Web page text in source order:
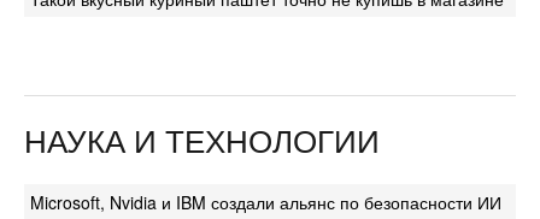
НАУКА И ТЕХНОЛОГИИ
Microsoft, Nvidia и IBM создали альянс по безопасности ИИ